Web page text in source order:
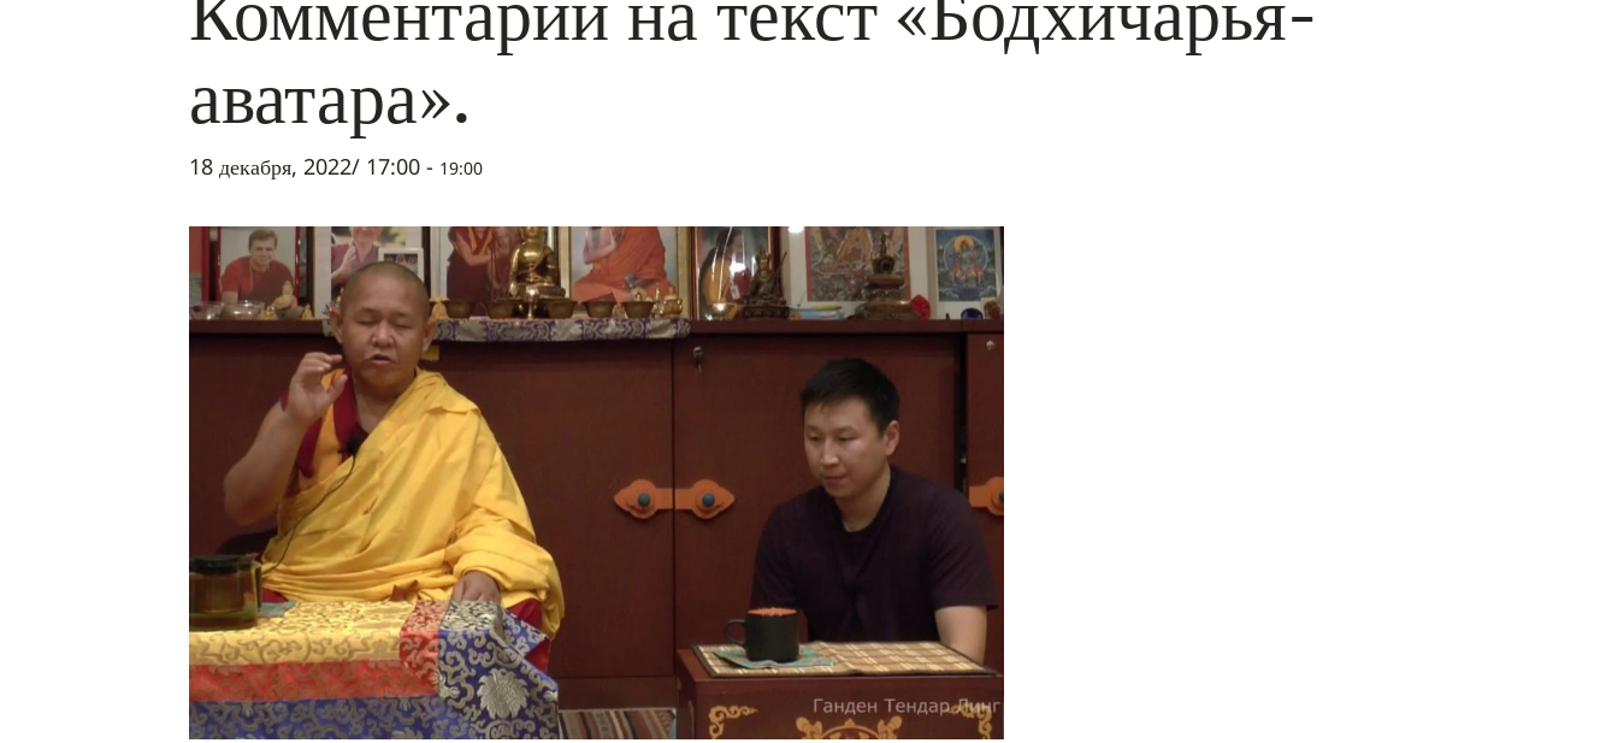
аватара».
18 декабря, 2022/ 17:00 - 19:00